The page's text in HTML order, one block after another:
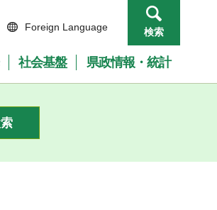
Foreign Language 検索
社会基盤 県政情報・統計